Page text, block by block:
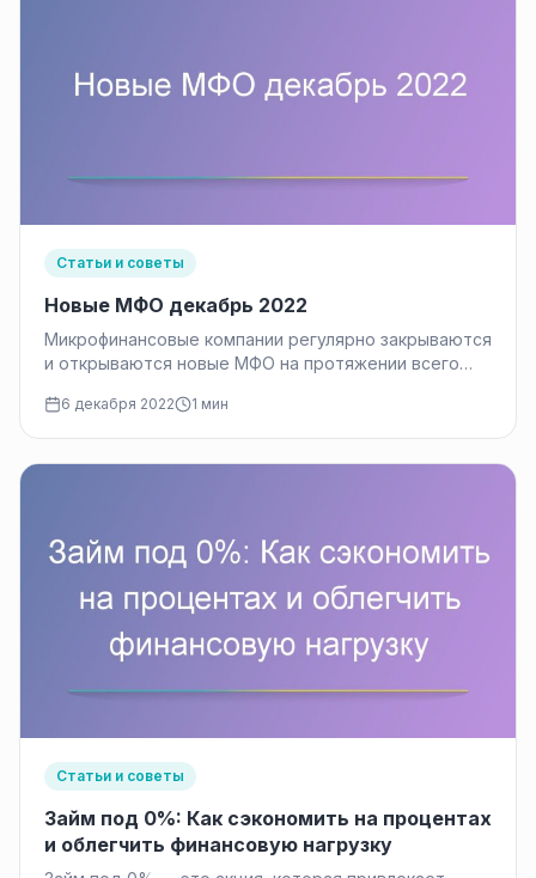
Статьи и советы
Новые МФО декабрь 2022
Микрофинансовые компании регулярно закрываются
и открываются новые МФО на протяжении всего
Банк…
6 декабря 2022 1 мин
Статьи и советы
Займ под 0%: Как сэкономить на процентах
и облегчить финансовую нагрузку